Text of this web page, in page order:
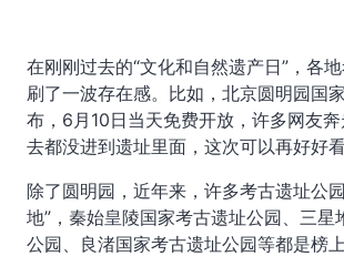
在刚刚过去的“文化和自然遗产日”，各
刷了一波存在感。比如，北京圆明园国
布，6月10日当天免费开放，许多网友
去都没进到遗址里面，这次可以再好好
除了圆明园，近年来，许多考古遗址公
地”，秦始皇陵国家考古遗址公园、三星
公园、良渚国家考古遗址公园等都是榜上